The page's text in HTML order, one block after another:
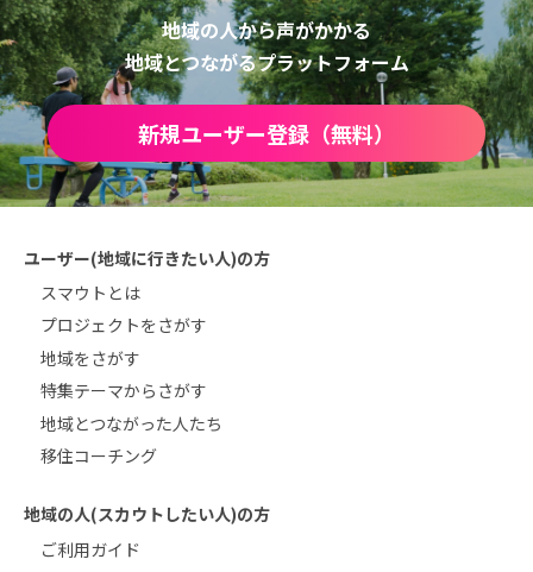
地域の人から声がかかる
地域とつながるプラットフォーム
新規ユーザー登録（無料）
ユーザー(地域に行きたい人)の方
スマウトとは
プロジェクトをさがす
地域をさがす
特集テーマからさがす
地域とつながった人たち
移住コーチング
地域の人(スカウトしたい人)の方
ご利用ガイド